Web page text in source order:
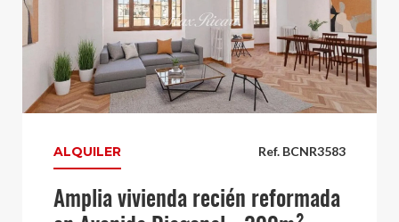
Ref. BCNR3583
ALQUILER
Amplia vivienda recién reformada